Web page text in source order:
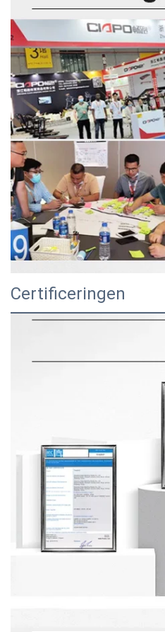
Certificeringen